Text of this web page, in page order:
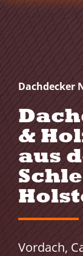
HOME
KARRIERE
KONTAKT
Dachdecker
&
aus
Vordach,